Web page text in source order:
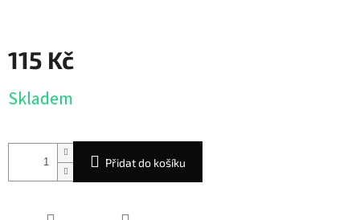
115 Kč
cena:
Skladem
Přidat do košíku